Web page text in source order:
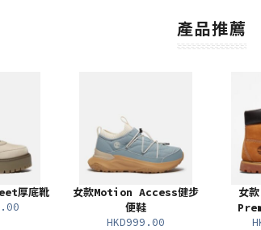
產品推薦
厚底靴
女款Motion Access健步
便鞋
HKD999.00
女